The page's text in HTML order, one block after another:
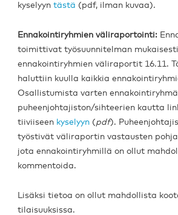
kyselyyntästä (pdf, ilman kuvaa).
Ennakointiryhmien väliraportointi:
toimittivat työsuunnitelman mukaisesti
ennakointiryhmien väliraportit 16.11.
haluttiin kuulla kaikkia
Osallistumista varten
puheenjohtajiston/sihteerien kautta
tiiviiseen kyselyyn (pdf).
työstivät väliraportin vastausten
jota ennakointiryhmillä on ollut
kommentoida.
Lisäksi tietoa on ollut mahdollista
tilaisuuksissa.